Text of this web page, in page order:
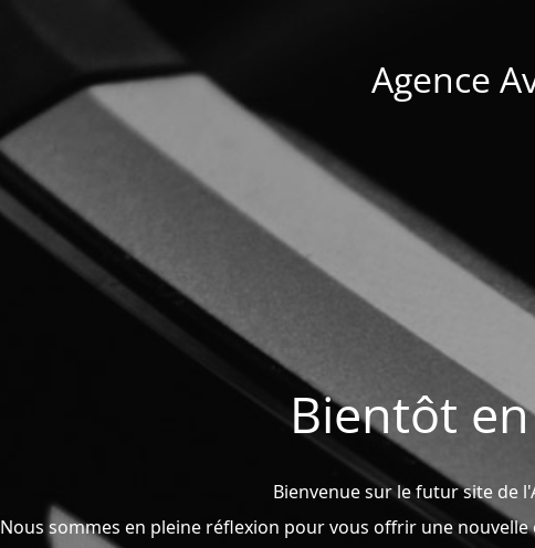
Agence
Bientôt
Bienvenue sur le futur site de
Nous sommes en pleine réflexion pour vous offrir une